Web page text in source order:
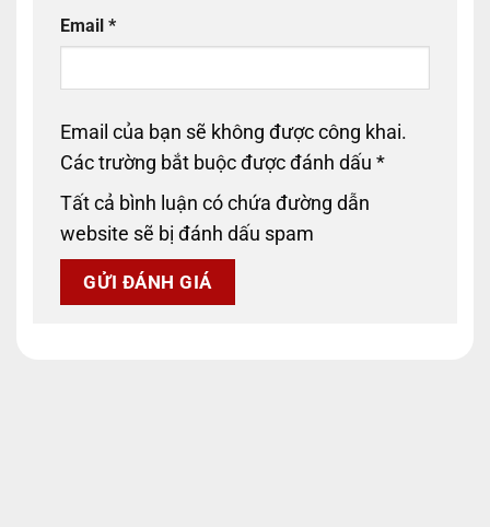
Email *
Email của bạn sẽ không được công khai.
Các trường bắt buộc được đánh dấu *
Tất cả bình luận có chứa đường dẫn
website sẽ bị đánh dấu spam